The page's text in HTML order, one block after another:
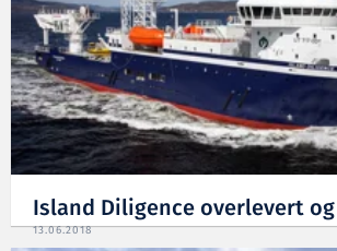
Island Diligence overlevert
13.06.2018